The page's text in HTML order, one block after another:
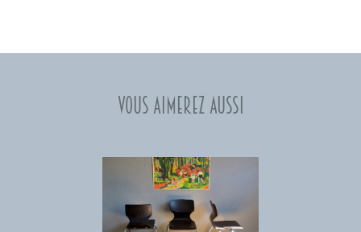
Vous aimerez aussi